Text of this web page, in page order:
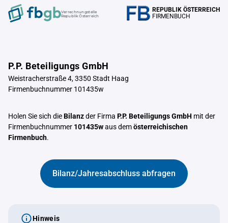
Verrechnungstelle
Republik Österreich
REPUBLIK ÖSTERREICH
FIRMENBUCH
P.P. Beteiligungs GmbH
Weistracherstraße 4, 3350 Stadt Haag
Firmenbuchnummer 101435w
Holen Sie sich dieBilanzder Firma P.P. Beteiligungs GmbH mit der
Firmenbuchnummer 101435waus demösterreichischen
Firmenbuch.
Bilanz/Jahresabschluss abfragen
Hinweis